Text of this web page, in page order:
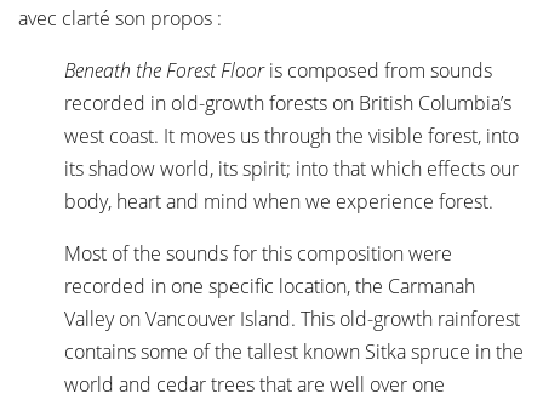
avec clarté son propos :
Beneath the Forest Flooris composed from sounds
recorded in old-growth forests on British Columbia’s
west coast. It moves us through the visible forest, into
its shadow world, its spirit; into that which effects our
body, heart and mind when we experience forest.
Most of the sounds for this composition were
recorded in one specific location, the Carmanah
Valley on Vancouver Island. This old-growth rainforest
contains some of the tallest known Sitka spruce in the
world and cedar trees that are well over one